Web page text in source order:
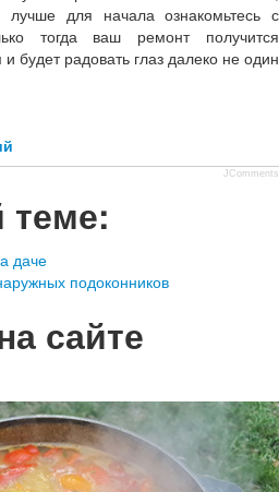
для начала ознакомьтесь с
тогда ваш ремонт получится
будет радовать глаз далеко не один
JComments
теме:
даче
подоконников
сайте